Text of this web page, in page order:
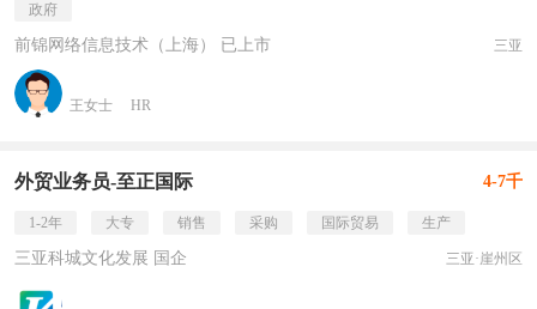
政府
前锦网络信息技术（上海） 已上市 三亚
王女士 HR
外贸业务员-至正国际 4-7千
1-2年 大专 销售 采购 国际贸易 生产
三亚科城文化发展 国企 三亚·崖州区